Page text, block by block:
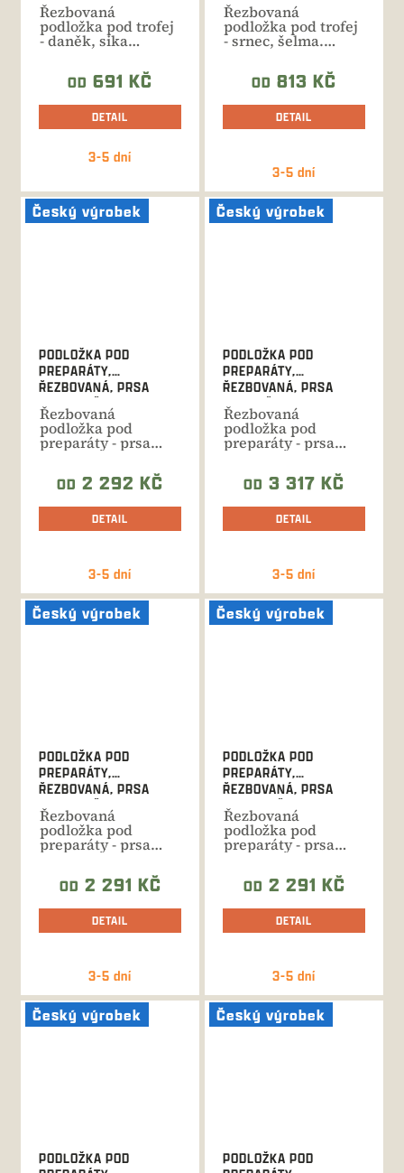
produktu
je
3-5 dní
Řezbovaná
podložka pod trofej
- daněk, sika
(zřezaná lebka,
čílko). Ruční...
OD 691 KČ
DETAIL
3-5 dní
Řezbovaná
podložka pod trofej
- srnec, šelma.
Ruční výroba,
celková výška 27...
OD 813 KČ
DETAIL
Český výrobek
3-5 dní
PODLOŽKA POD
PREPARÁTY,
ŘEZBOVANÁ, PRSA
MUFLON Č.413
Řezbovaná
podložka pod
preparáty - prsa
muflon. Ruční
výroba, celková
výška...
OD 2 292 KČ
DETAIL
Český výrobek
3-5 dní
PODLOŽKA POD
PREPARÁTY,
ŘEZBOVANÁ, PRSA
JELEN Č.410
Řezbovaná
podložka pod
preparáty - prsa
jelen. Ruční výroba,
celková výška 86...
OD 3 317 KČ
DETAIL
Český výrobek
3-5 dní
PODLOŽKA POD
PREPARÁTY,
ŘEZBOVANÁ, PRSA
MUFLON Č. 409
Řezbovaná
podložka pod
preparáty - prsa
muflon. Ruční
výroba, celková
výška...
OD 2 291 KČ
DETAIL
Český výrobek
3-5 dní
PODLOŽKA POD
PREPARÁTY,
ŘEZBOVANÁ, PRSA
MUFLON Č.408
Řezbovaná
podložka pod
preparáty - prsa
muflon. Ruční
výroba, celková
výška...
OD 2 291 KČ
DETAIL
Český výrobek
PODLOŽKA POD
Český výrobek
PODLOŽKA POD